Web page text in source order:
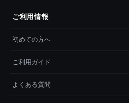
ご利用情報
初めての方へ
ご利用ガイド
よくある質問